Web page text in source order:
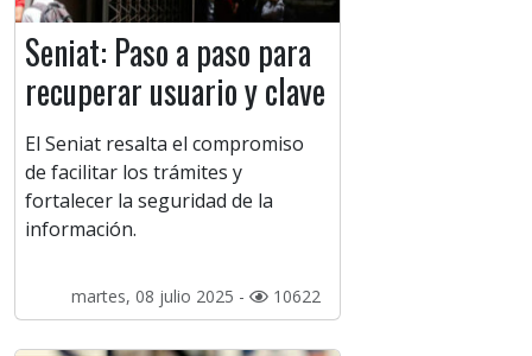
Seniat: Paso a paso para
recuperar usuario y clave
El Seniat resalta el compromiso
de facilitar los trámites y
fortalecer la seguridad de la
información.
martes, 08 julio 2025 - 10622